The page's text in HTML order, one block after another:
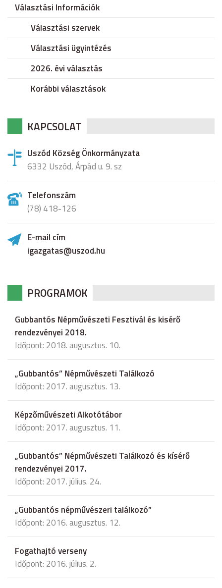
Választási Információk
Választási szervek
Választási ügyintézés
2026. évi választás
Korábbi választások
KAPCSOLAT
Uszód Község Önkormányzata
6332 Uszód, Árpád u. 9. sz
Telefonszám
(78) 418-126
E-mail cím
igazgatas@uszod.hu
PROGRAMOK
Gubbantós Népművészeti Fesztivál és kisérő
rendezvényei 2018.
Időpont: 2018. augusztus. 10.
„Gubbantós” Népművészeti Találkozó
Időpont: 2017. augusztus. 13.
Képzőművészeti Alkotótábor
Időpont: 2017. augusztus. 11.
„Gubbantós” Népművészeti Találkozó és kísérő
rendezvényei 2017.
Időpont: 2017. július. 24.
„Gubbantós népművészeri találkozó”
Időpont: 2016. augusztus. 12.
Fogathajtó verseny
Időpont: 2016. július. 2.